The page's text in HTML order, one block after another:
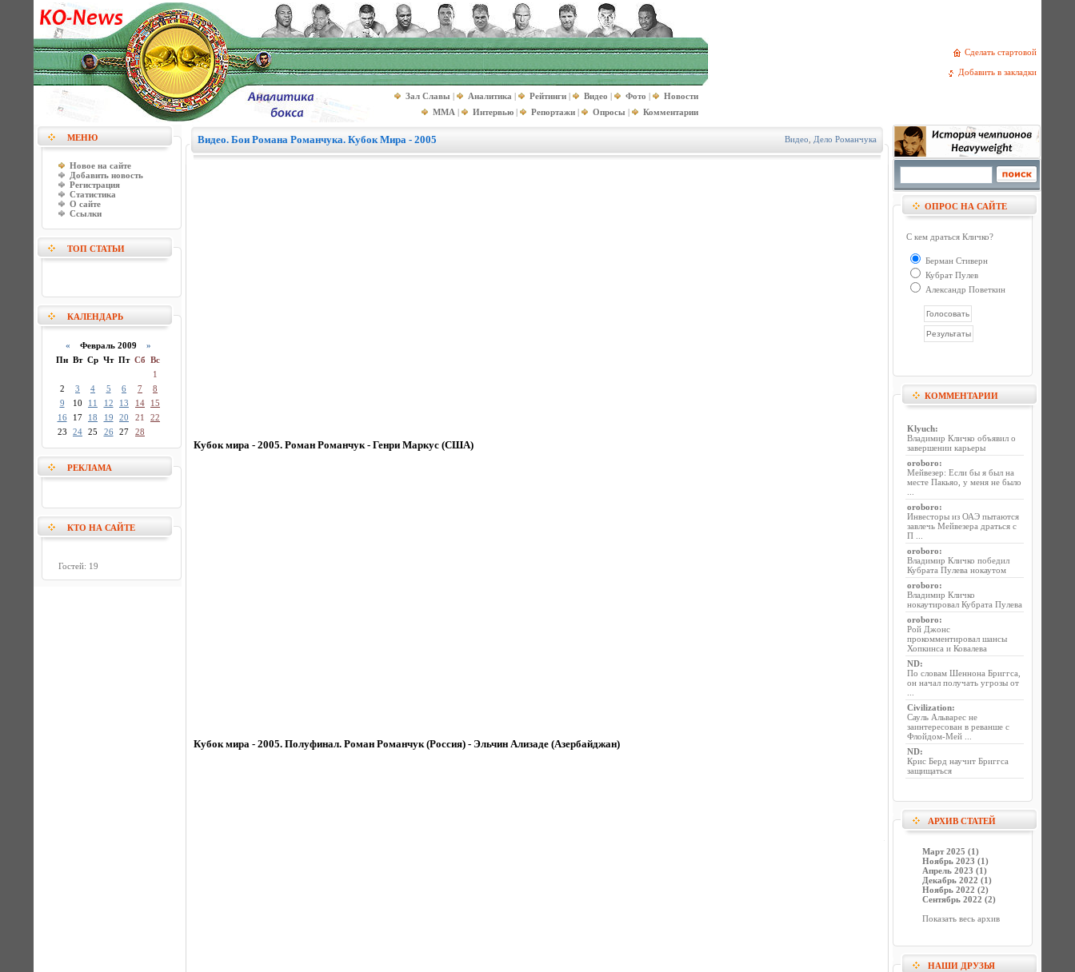
Сделать стартовой
Добавить в закладки
Зал Славы | Аналитика | Рейтинги | Видео | Фото |
Новости
MMA | Интервью | Репортажи | Опросы | Комментарии
МЕНЮ
Новое на сайте
Добавить новость
Регистрация
Статистика
О сайте
Ссылки
ТОП СТАТЬИ
КАЛЕНДАРЬ
« Февраль 2009 »
Пн Вт Ср Чт Пт Сб Вс
1
2
3 4 5 6 7
8
9
10 11 12 13 14
15
16
17 18 19 20 21
22
23
24 25 26 27 28
РЕКЛАМА
КТО НА САЙТЕ
Гостей: 19
Видео. Бои Романа Романчука. Кубок Мира - 2005 Видео Дело Романчука
Кубок мира - 2005. Роман Романчук - Генри Маркус (США)
Кубок мира - 2005. Полуфинал. Роман Романчук (Россия) - Эльчин Ализаде (Азербайджан)
ОПРОС НА САЙТЕ
С кем драться Кличко?
Берман Стиверн
Кубрат Пулев
Александр Поветкин
КОММЕНТАРИИ
Klyuch:
Владимир Кличко объявил о
завершении карьеры
oroboro:
Мейвезер: Если бы я был на
месте Пакьяо, у меня не было
oroboro:
Инвесторы из ОАЭ пытаются
завлечь Мейвезера драться с
П ...
oroboro:
Владимир Кличко победил
Кубрата Пулева нокаутом
oroboro:
Владимир Кличко
нокаутировал Кубрата Пулева
oroboro:
Рой Джонс
прокомментировал шансы
Хопкинса и Ковалева
ND:
По словам Шеннона Бриггса,
он начал получать угрозы от
Civilization:
Сауль Альварес не
заинтересован в реванше с
Флойдом-Мей ...
ND:
Крис Берд научит Бриггса
защищаться
АРХИВ СТАТЕЙ
Март 2025 (1)
Ноябрь 2023 (1)
Апрель 2023 (1)
Декабрь 2022 (1)
Ноябрь 2022 (2)
Сентябрь 2022 (2)
Показать весь архив
НАШИ ДРУЗЬЯ